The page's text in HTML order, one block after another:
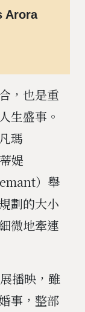
Arora
，也是重
生盛事。
瑪
媞
）舉
劃的大小
微地牽連
播映，雖
事，整部